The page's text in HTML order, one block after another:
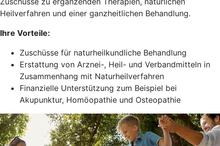
Heilverfahren und einer ganzheitlichen Behandlung.
Ihre Vorteile:
Zuschüsse für naturheilkundliche Behandlung
Erstattung von Arznei-, Heil- und Verbandmitteln in
Zusammenhang mit Naturheilverfahren
Finanzielle Unterstützung zum Beispiel bei
Akupunktur, Homöopathie und Osteopathie